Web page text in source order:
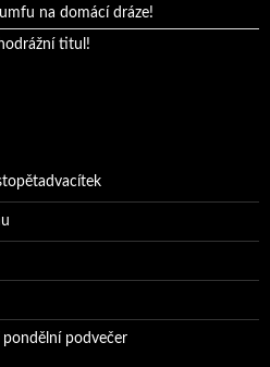
na domácí dráze!
titul!
pondělní podvečer